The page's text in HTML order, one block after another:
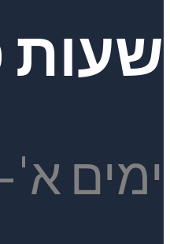
שעות
ימים א'-ה'